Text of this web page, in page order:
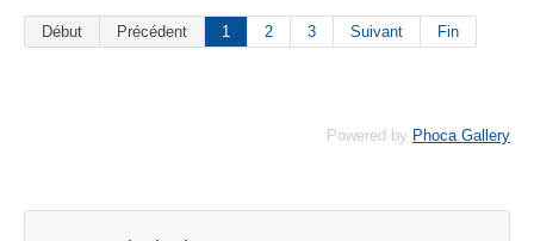
Début Précédent 1 2 3 Suivant Fin
Powered by Phoca Gallery